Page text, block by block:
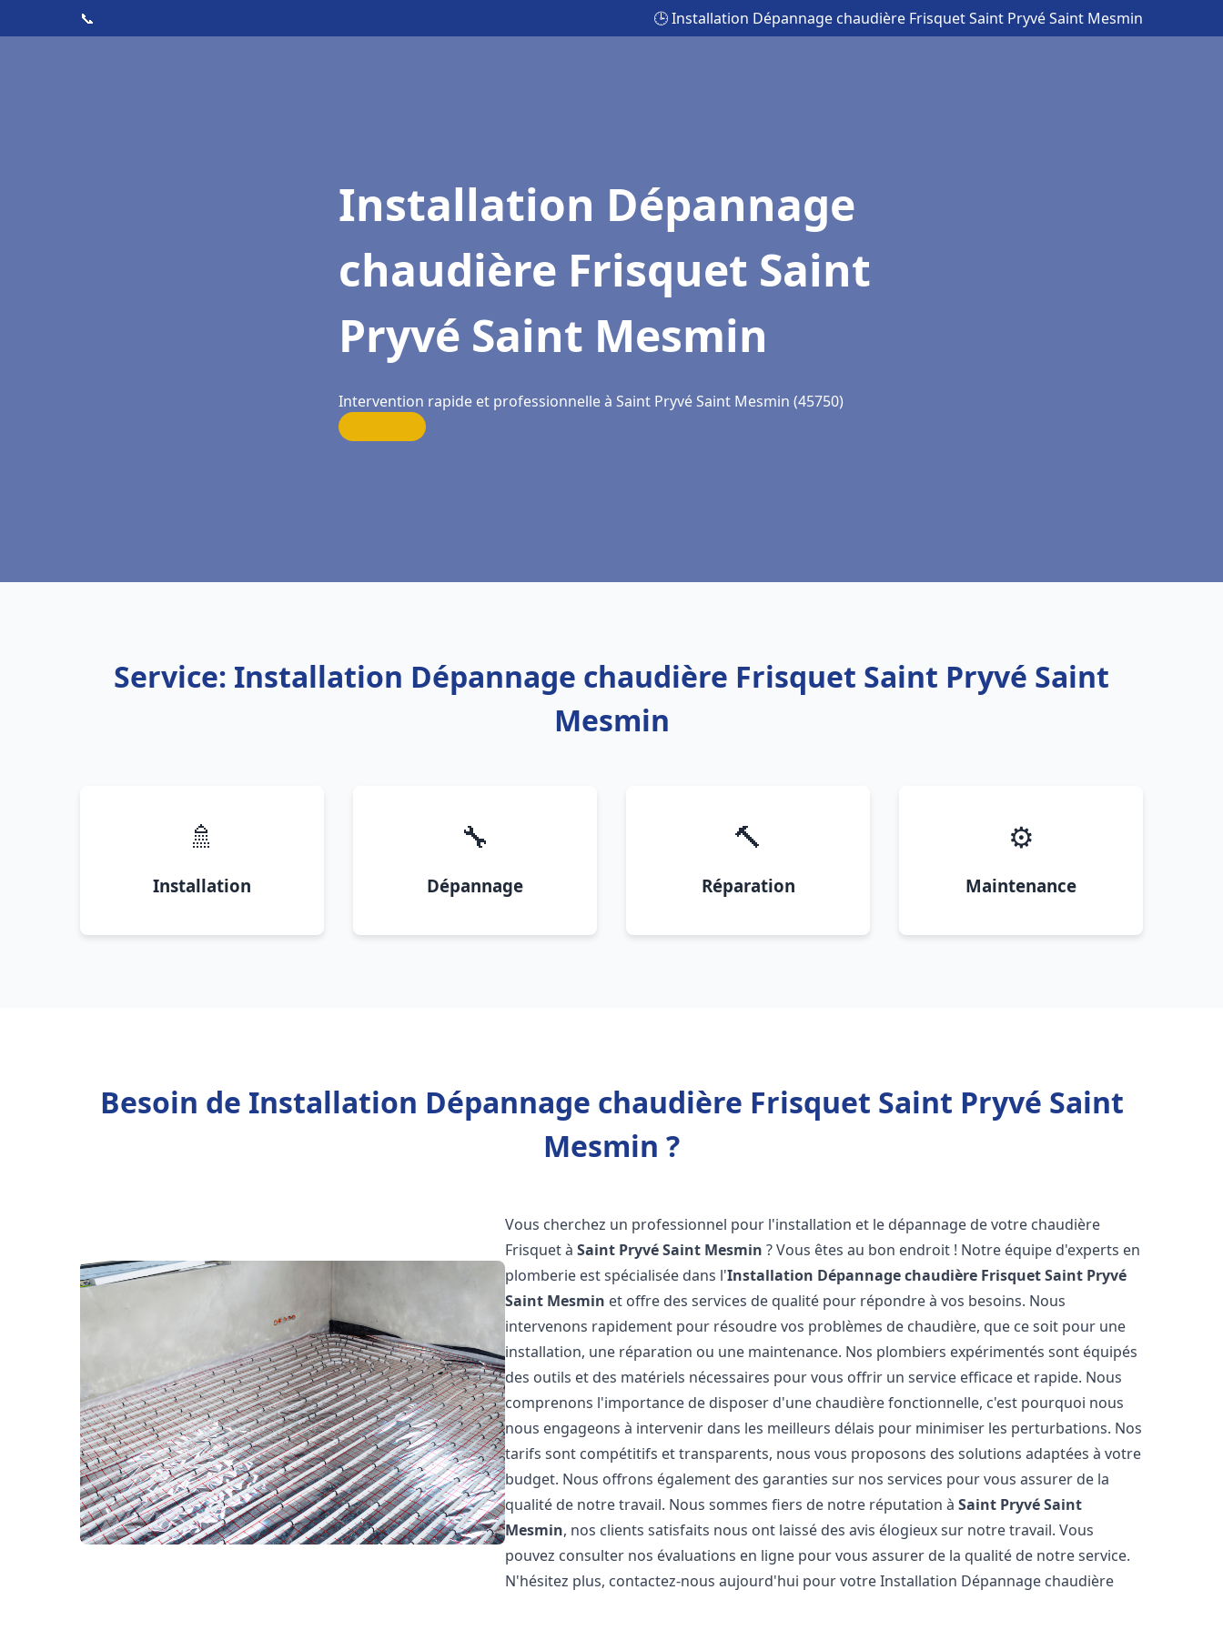
📞 🕒 Installation Dépannage chaudière Frisquet Saint Pryvé Saint Mesmin
Installation Dépannage
chaudière Frisquet Saint
Pryvé Saint Mesmin
Intervention rapide et professionnelle à Saint Pryvé Saint Mesmin (45750)
Service: Installation Dépannage chaudière Frisquet Saint Pryvé Saint
Mesmin
🚿
Installation
🔧
Dépannage
🔨
Réparation
⚙️
Maintenance
Besoin de Installation Dépannage chaudière Frisquet Saint Pryvé Saint
Mesmin ?
Vous cherchez un professionnel pour l'installation et le dépannage de votre chaudière
Frisquet àSaint Pryvé Saint Mesmin ? Vous êtes au bon endroit ! Notre équipe d'experts en
plomberie est spécialisée dans l'Installation Dépannage chaudière FrisquetSaint Pryvé
Saint Mesmin et offre des services de qualité pour répondre à vos besoins. Nous
intervenons rapidement pour résoudre vos problèmes de chaudière, que ce soit pour une
installation, une réparation ou une maintenance. Nos plombiers expérimentés sont équipés
des outils et des matériels nécessaires pour vous offrir un service efficace et rapide. Nous
comprenons l'importance de disposer d'une chaudière fonctionnelle, c'est pourquoi nous
nous engageons à intervenir dans les meilleurs délais pour minimiser les perturbations. Nos
tarifs sont compétitifs et transparents, nous vous proposons des solutions adaptées à votre
budget. Nous offrons également des garanties sur nos services pour vous assurer de la
qualité de notre travail. Nous sommes fiers de notre réputation àSaint Pryvé Saint
Mesmin, nos clients satisfaits nous ont laissé des avis élogieux sur notre travail. Vous
pouvez consulter nos évaluations en ligne pour vous assurer de la qualité de notre service.
N'hésitez plus, contactez-nous aujourd'hui pour votre Installation Dépannage chaudière